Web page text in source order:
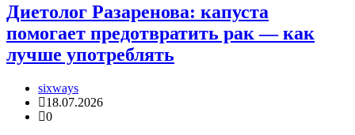
Диетолог Разаренова: капуста
помогает предотвратить рак — как
лучше употреблять
sixways
18.07.2026
0